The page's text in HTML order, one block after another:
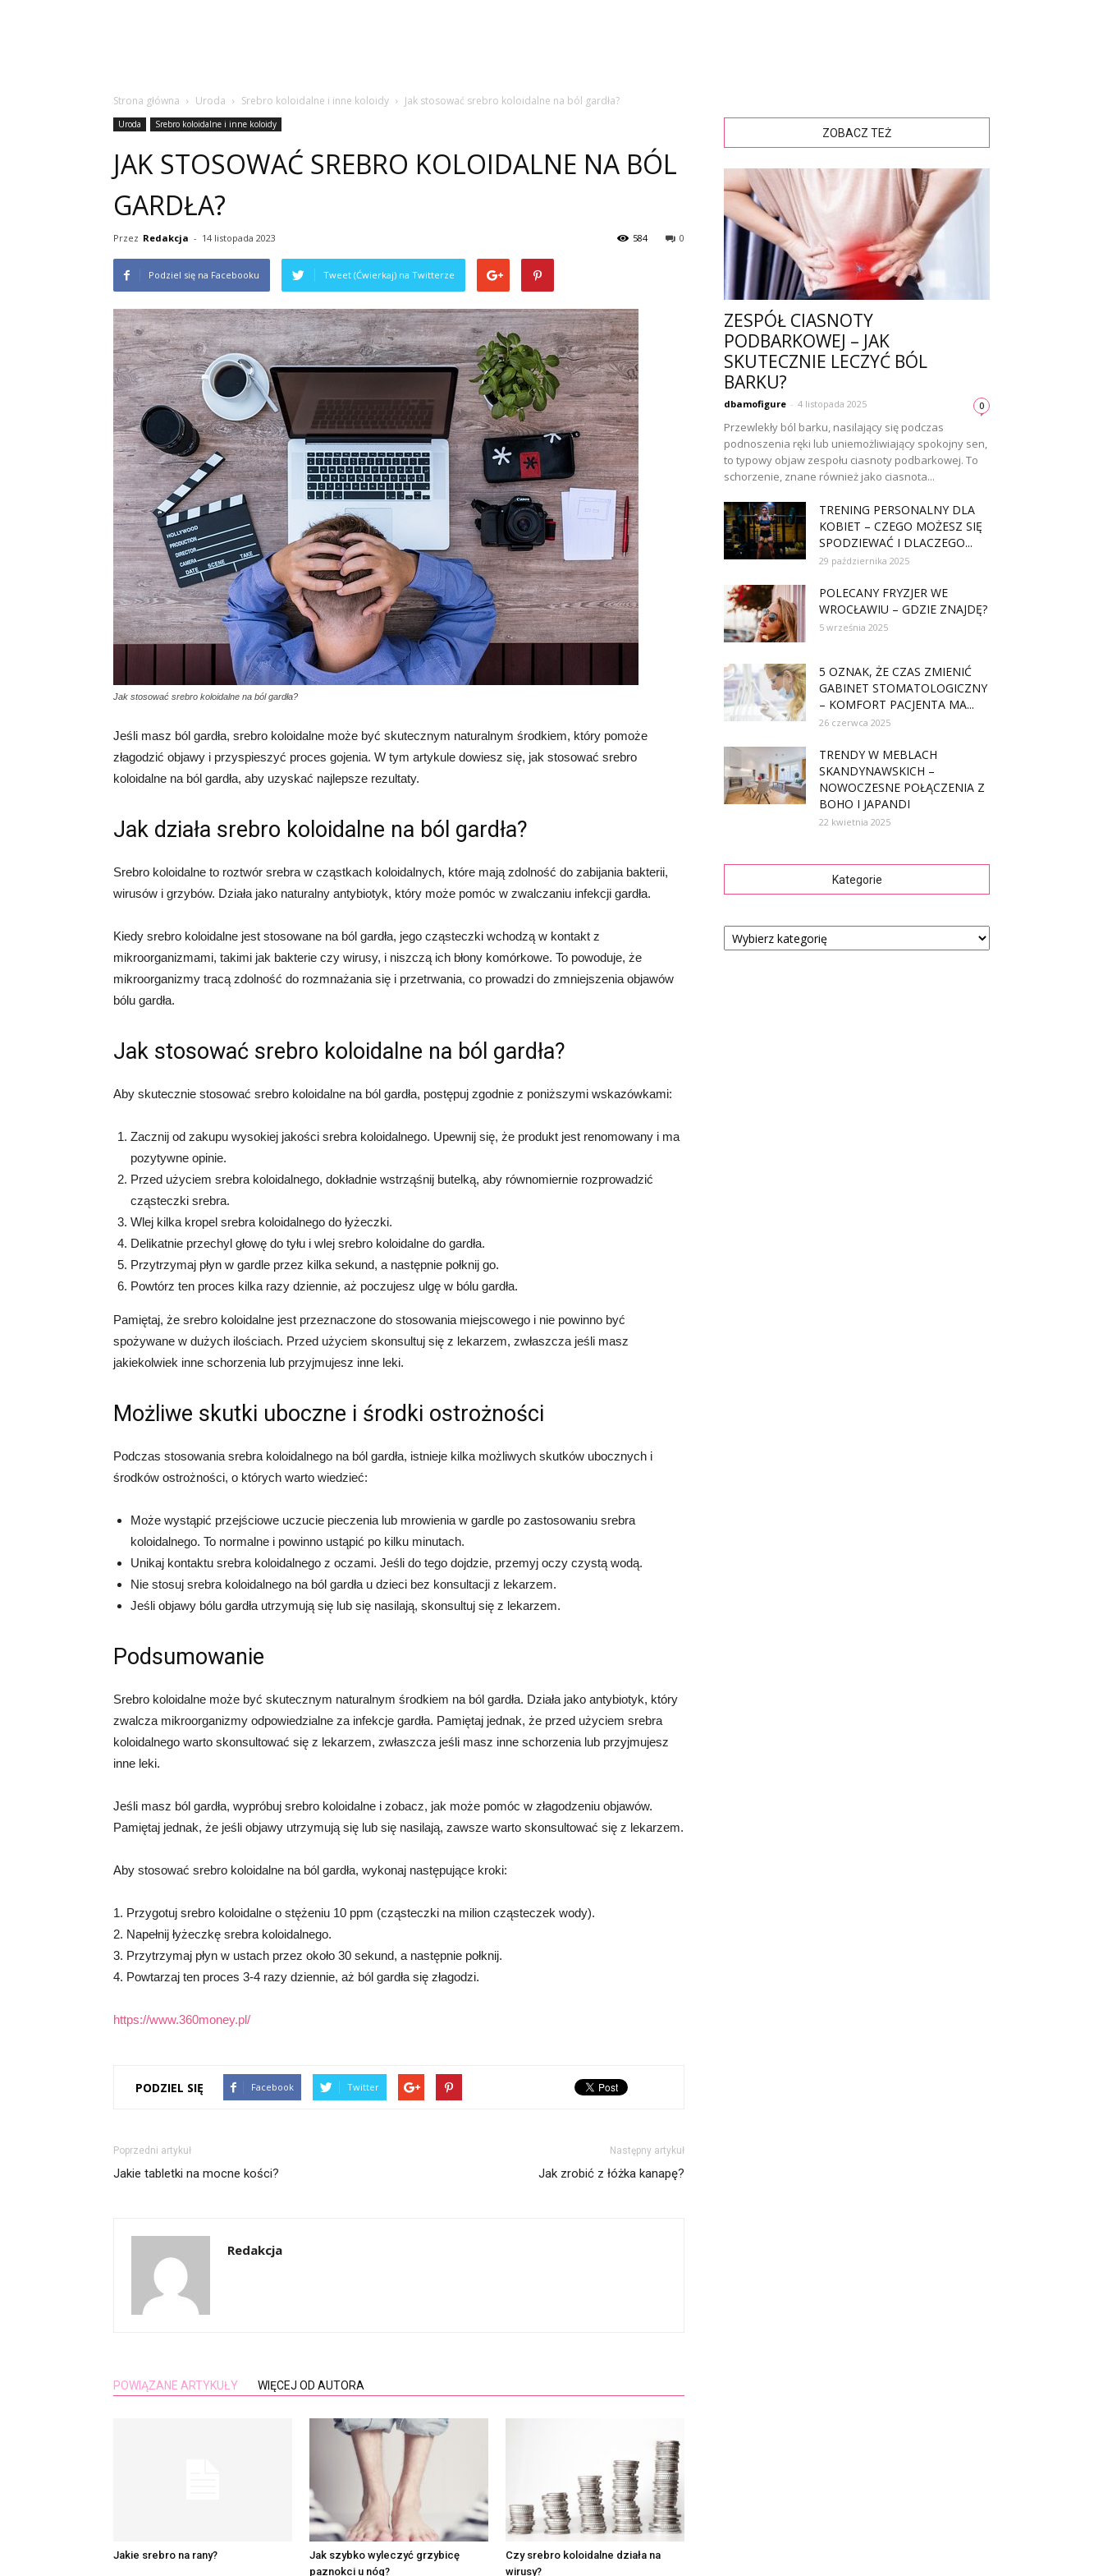
Strona główna Uroda Srebro koloidalne i inne koloidy Jak stosować srebro koloidalne na ból gardła?
Uroda Srebro koloidalne i inne koloidy
JAK STOSOWAĆ SREBRO KOLOIDALNE NA BÓL
GARDŁA?
Przez Redakcja - 14 listopada 2023 0
584
Podziel się na Facebooku Tweet (Ćwierkaj) na Twitterze
Jak stosować srebro koloidalne na ból gardła?
Jeśli masz ból gardła, srebro koloidalne może być skutecznym naturalnym środkiem, który pomoże
złagodzić objawy i przyspieszyć proces gojenia. W tym artykule dowiesz się, jak stosować srebro
koloidalne na ból gardła, aby uzyskać najlepsze rezultaty.
Jak działa srebro koloidalne na ból gardła?
Srebro koloidalne to roztwór srebra w cząstkach koloidalnych, które mają zdolność do zabijania bakterii,
wirusów i grzybów. Działa jako naturalny antybiotyk, który może pomóc w zwalczaniu infekcji gardła.
Kiedy srebro koloidalne jest stosowane na ból gardła, jego cząsteczki wchodzą w kontakt z
mikroorganizmami, takimi jak bakterie czy wirusy, i niszczą ich błony komórkowe. To powoduje, że
mikroorganizmy tracą zdolność do rozmnażania się i przetrwania, co prowadzi do zmniejszenia objawów
bólu gardła.
Jak stosować srebro koloidalne na ból gardła?
Aby skutecznie stosować srebro koloidalne na ból gardła, postępuj zgodnie z poniższymi wskazówkami:
Zacznij od zakupu wysokiej jakości srebra koloidalnego. Upewnij się, że produkt jest renomowany i ma
pozytywne opinie.
Przed użyciem srebra koloidalnego, dokładnie wstrząśnij butelką, aby równomiernie rozprowadzić
cząsteczki srebra.
Wlej kilka kropel srebra koloidalnego do łyżeczki.
Delikatnie przechyl głowę do tyłu i wlej srebro koloidalne do gardła.
Przytrzymaj płyn w gardle przez kilka sekund, a następnie połknij go.
Powtórz ten proces kilka razy dziennie, aż poczujesz ulgę w bólu gardła.
Pamiętaj, że srebro koloidalne jest przeznaczone do stosowania miejscowego i nie powinno być
spożywane w dużych ilościach. Przed użyciem skonsultuj się z lekarzem, zwłaszcza jeśli masz
jakiekolwiek inne schorzenia lub przyjmujesz inne leki.
Możliwe skutki uboczne i środki ostrożności
Podczas stosowania srebra koloidalnego na ból gardła, istnieje kilka możliwych skutków ubocznych i
środków ostrożności, o których warto wiedzieć:
Może wystąpić przejściowe uczucie pieczenia lub mrowienia w gardle po zastosowaniu srebra
koloidalnego. To normalne i powinno ustąpić po kilku minutach.
Unikaj kontaktu srebra koloidalnego z oczami. Jeśli do tego dojdzie, przemyj oczy czystą wodą.
Nie stosuj srebra koloidalnego na ból gardła u dzieci bez konsultacji z lekarzem.
Jeśli objawy bólu gardła utrzymują się lub się nasilają, skonsultuj się z lekarzem.
Podsumowanie
Srebro koloidalne może być skutecznym naturalnym środkiem na ból gardła. Działa jako antybiotyk, który
zwalcza mikroorganizmy odpowiedzialne za infekcje gardła. Pamiętaj jednak, że przed użyciem srebra
koloidalnego warto skonsultować się z lekarzem, zwłaszcza jeśli masz inne schorzenia lub przyjmujesz
inne leki.
Jeśli masz ból gardła, wypróbuj srebro koloidalne i zobacz, jak może pomóc w złagodzeniu objawów.
Pamiętaj jednak, że jeśli objawy utrzymują się lub się nasilają, zawsze warto skonsultować się z lekarzem.
Aby stosować srebro koloidalne na ból gardła, wykonaj następujące kroki:
1. Przygotuj srebro koloidalne o stężeniu 10 ppm (cząsteczki na milion cząsteczek wody).
2. Napełnij łyżeczkę srebra koloidalnego.
3. Przytrzymaj płyn w ustach przez około 30 sekund, a następnie połknij.
4. Powtarzaj ten proces 3-4 razy dziennie, aż ból gardła się złagodzi.
https://www.360money.pl/
PODZIEL SIĘ Facebook Twitter
Poprzedni artykuł
Jakie tabletki na mocne kości?
Następny artykuł
Jak zrobić z łóżka kanapę?
Redakcja
POWIĄZANE ARTYKUŁY WIĘCEJ OD AUTORA
Jakie srebro na rany?
Jak szybko wyleczyć grzybicę
paznokci u nóg?
Czy srebro koloidalne działa na
wirusy?
ZOBACZ TEŻ
ZESPÓŁ CIASNOTY
PODBARKOWEJ – JAK
SKUTECZNIE LECZYĆ BÓL
BARKU?
dbamofigure - 4 listopada 2025 0
Przewlekły ból barku, nasilający się podczas
podnoszenia ręki lub uniemożliwiający spokojny sen,
to typowy objaw zespołu ciasnoty podbarkowej. To
schorzenie, znane również jako ciasnota...
TRENING PERSONALNY DLA
KOBIET – CZEGO MOŻESZ SIĘ
SPODZIEWAĆ I DLACZEGO...
29 października 2025
POLECANY FRYZJER WE
WROCŁAWIU – GDZIE ZNAJDĘ?
5 września 2025
5 OZNAK, ŻE CZAS ZMIENIĆ
GABINET STOMATOLOGICZNY
– KOMFORT PACJENTA MA...
26 czerwca 2025
TRENDY W MEBLACH
SKANDYNAWSKICH –
NOWOCZESNE POŁĄCZENIA Z
BOHO I JAPANDI
22 kwietnia 2025
Kategorie
Kategorie